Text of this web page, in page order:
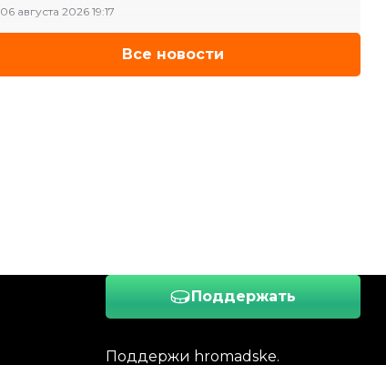
06 августа 2026 19:17
Все новости
Поддержать
Поддержи hromadske.